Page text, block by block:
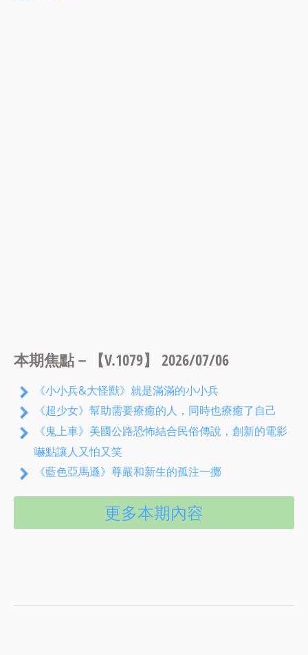
本期焦點－【V.1079】 2026/07/06
《小小兵&大怪獸》就是滿滿的小小兵
《超少女》幫助需要療癒的人，同時也療癒了自己
《鬼上車》美國公路恐怖結合民俗傳說，創新的電影
嚇點讓人又怕又笑
《藍色亞馬遜》尊嚴和新生的孤注一擲
更多本期內容